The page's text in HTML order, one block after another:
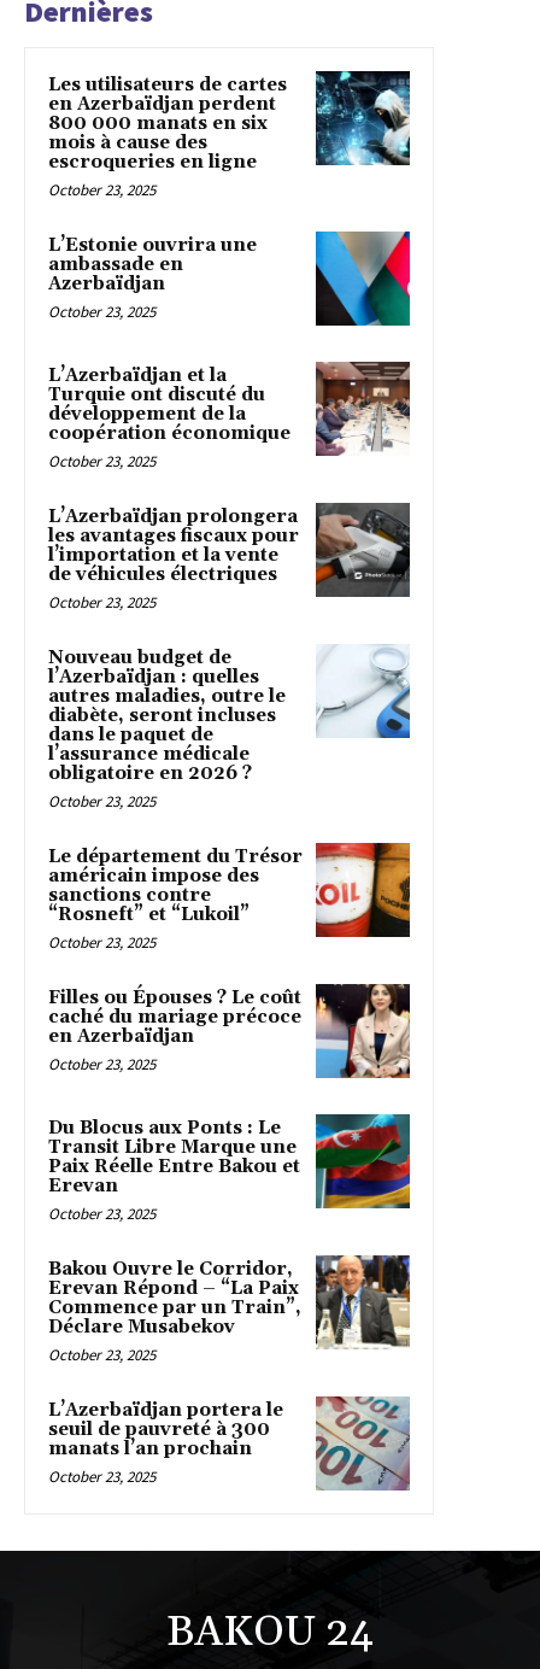
Dernières
Les utilisateurs de cartes
en Azerbaïdjan perdent
800 000 manats en six
mois à cause des
escroqueries en ligne
October 23, 2025
L’Estonie ouvrira une
ambassade en
Azerbaïdjan
October 23, 2025
L’Azerbaïdjan et la
Turquie ont discuté du
développement de la
coopération économique
October 23, 2025
L’Azerbaïdjan prolongera
les avantages fiscaux pour
l’importation et la vente
de véhicules électriques
October 23, 2025
Nouveau budget de
l’Azerbaïdjan : quelles
autres maladies, outre le
diabète, seront incluses
dans le paquet de
l’assurance médicale
obligatoire en 2026 ?
October 23, 2025
Le département du Trésor
américain impose des
sanctions contre
“Rosneft” et “Lukoil”
October 23, 2025
Filles ou Épouses ? Le coût
caché du mariage précoce
en Azerbaïdjan
October 23, 2025
Du Blocus aux Ponts : Le
Transit Libre Marque une
Paix Réelle Entre Bakou et
Erevan
October 23, 2025
Bakou Ouvre le Corridor,
Erevan Répond – “La Paix
Commence par un Train”,
Déclare Musabekov
October 23, 2025
L’Azerbaïdjan portera le
seuil de pauvreté à 300
manats l’an prochain
October 23, 2025
BAKOU 24